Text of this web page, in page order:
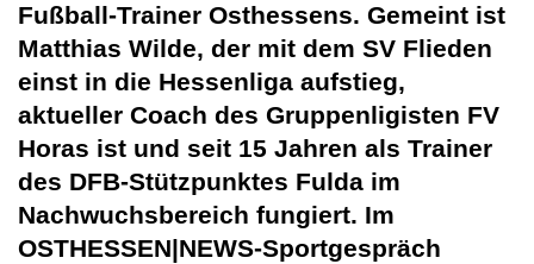
Fußball-Trainer Osthessens. Gemeint ist
Matthias Wilde, der mit dem SV Flieden
einst in die Hessenliga aufstieg,
aktueller Coach des Gruppenligisten FV
Horas ist und seit 15 Jahren als Trainer
des DFB-Stützpunktes Fulda im
Nachwuchsbereich fungiert. Im
OSTHESSEN|NEWS-Sportgespräch